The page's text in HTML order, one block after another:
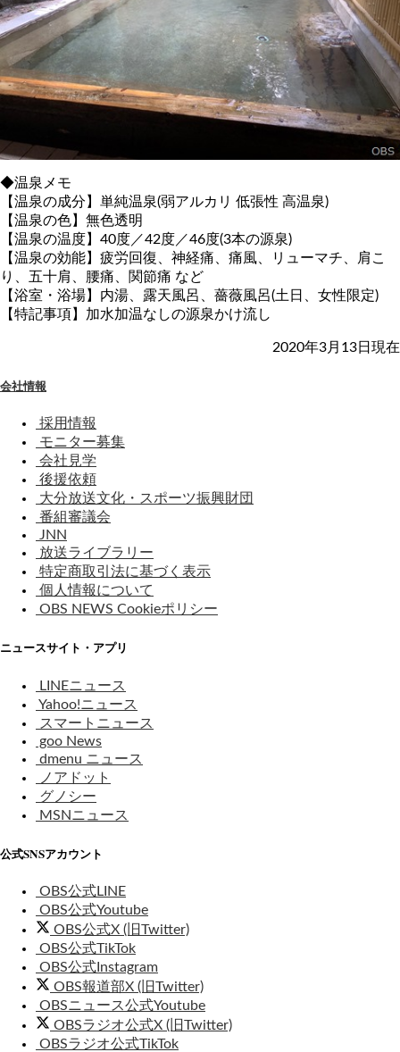
◆温泉メモ
【温泉の成分】単純温泉(弱アルカリ 低張性 高温泉)
【温泉の色】無色透明
【温泉の温度】40度／42度／46度(3本の源泉)
【温泉の効能】疲労回復、神経痛、痛風、リューマチ、肩こ
り、五十肩、腰痛、関節痛 など
【浴室・浴場】内湯、露天風呂、薔薇風呂(土日、女性限定)
【特記事項】加水加温なしの源泉かけ流し
2020年3月13日現在
会社情報
採用情報
モニター募集
会社見学
後援依頼
大分放送文化・スポーツ振興財団
番組審議会
JNN
放送ライブラリー
特定商取引法に基づく表示
個人情報について
OBS NEWS Cookieポリシー
ニュースサイト・アプリ
LINEニュース
Yahoo!ニュース
スマートニュース
goo News
dmenu ニュース
ノアドット
グノシー
MSNニュース
公式SNSアカウント
OBS公式LINE
OBS公式Youtube
OBS公式X (旧Twitter)
OBS公式TikTok
OBS公式Instagram
OBS報道部X (旧Twitter)
OBSニュース公式Youtube
OBSラジオ公式X (旧Twitter)
OBSラジオ公式TikTok